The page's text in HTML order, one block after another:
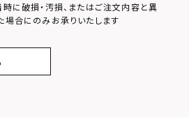
スクロール
に破損・汚損、またはご注文内容と異
場合にのみお承りいたします